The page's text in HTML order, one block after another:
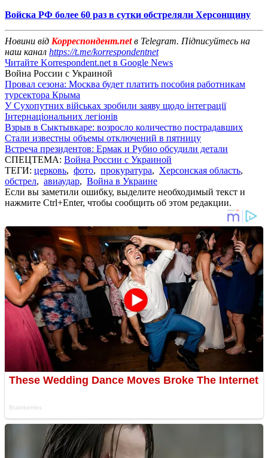
Войска РФ более 60 раз в сутки обстреляли Херсонщину
Новини від Корреспондент.netв Telegram. Підписуйтесь на
наш канал https://t.me/korrespondentnet
Читайте Korrespondent.net в Google News
Война России с Украиной
Провал сезона: Москва будет платить пособия работникам
турсектора Крыма
У Сухопутних військах зробили заяву щодо інтеграції
Інтернаціональних легіонів
Взрыв в Сыктывкаре: возросло количество пострадавших
Стали известны объемы отключений в пятницу
Встреча президентов: Ермак и Рубио обсудили детали
СПЕЦТЕМА: Война России с Украиной
ТЕГИ: церковь, фото, прокуратура, Херсонская область,
обстрел, авиаудар, Война в Украине
Если вы заметили ошибку, выделите необходимый текст и
нажмите Ctrl+Enter, чтобы сообщить об этом редакции.